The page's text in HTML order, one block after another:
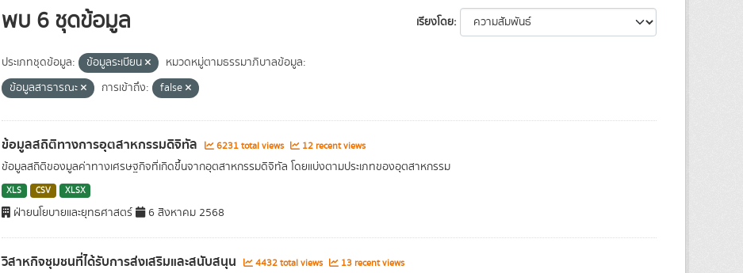
เรียงโดย
พบ 6 ชุดข้อมูล
ประเภทชุดข้อมูล: ข้อมูลระเบียน
หมวดหมู่ตามธรรมาภิบาลข้อมูล:
ข้อมูลสาธารณะ
การเข้าถึง: false
ข้อมูลสถิติทางการอุตสาหกรรมดิจิทัล 6231 total views 12 recent views
ข้อมูลสถิติของมูลค่าทางเศรษฐกิจที่เกิดขึ้นจากอุตสาหกรรมดิจิทัล โดยแบ่งตามประเภทของอุตสาหกรรม
XLS CSV XLSX
ฝ่ายนโยบายและยุทธศาสตร์ 6 สิงหาคม 2568
วิสาหกิจชุมชนที่ได้รับการส่งเสริมและสนับสนุน 4432 total views 13 recent views